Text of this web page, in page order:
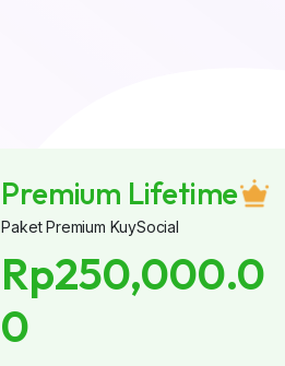
Premium Lifetime
Paket Premium KuySocial
Rp250,000.0
0